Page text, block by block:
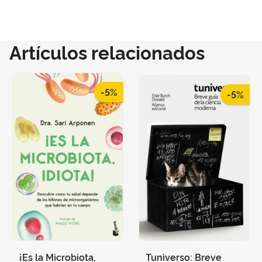
Artículos relacionados
-5%
¡Es la Microbiota,
-5%
Tuniverso: Breve